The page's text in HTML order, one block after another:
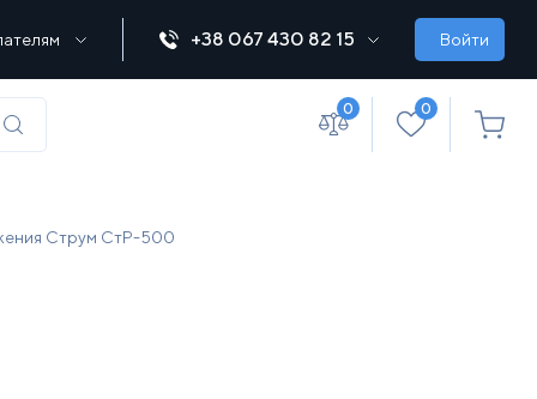
+38 067 430 82 15 Войти
0 0
Струм СтР-500